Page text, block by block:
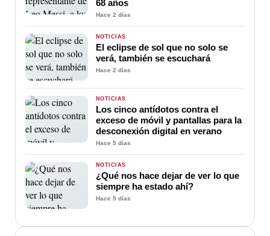
68 años
Hace 2 días
NOTICIAS
El eclipse de sol que no solo se
verá, también se escuchará
Hace 2 días
NOTICIAS
Los cinco antídotos contra el
exceso de móvil y pantallas para la
desconexión digital en verano
Hace 5 días
NOTICIAS
¿Qué nos hace dejar de ver lo que
siempre ha estado ahí?
Hace 5 días